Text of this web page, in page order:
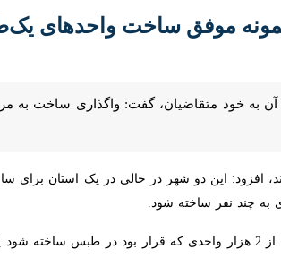
موفق ساخت واحدهای یک‌طبقه
گفت: واگذاری ساخت به مردم نه تنها
این دو شهر در حالی در یک استان برای ساخت
ساخته شود.